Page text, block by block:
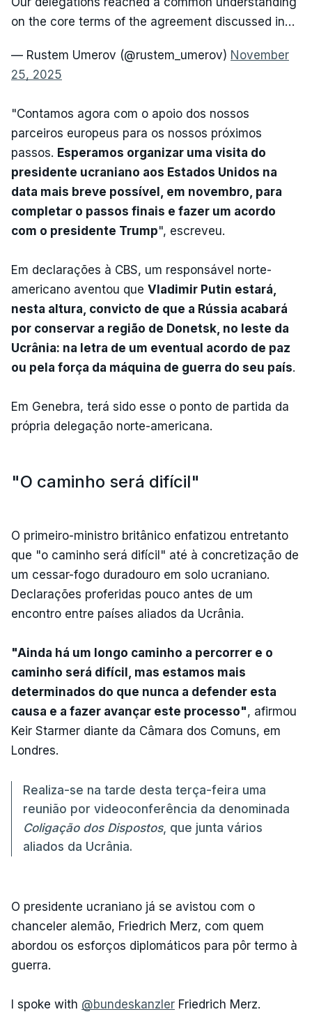
on the core terms of the agreement discussed in…
— Rustem Umerov (@rustem_umerov) November
25, 2025
"Contamos agora com o apoio dos nossos
parceiros europeus para os nossos próximos
passos. Esperamos organizar uma visita do
presidente ucraniano aos Estados Unidos na
data mais breve possível, em novembro, para
completar o passos finais e fazer um acordo
com o presidente Trump", escreveu.
Em declarações à CBS, um responsável norte-
americano aventou que Vladimir Putin estará,
nesta altura, convicto de que a Rússia acabará
por conservar a região de Donetsk, no leste da
Ucrânia: na letra de um eventual acordo de paz
ou pela força da máquina de guerra do seu país.
Em Genebra, terá sido esse o ponto de partida da
própria delegação norte-americana.
"O caminho será difícil"
O primeiro-ministro britânico enfatizou entretanto
que "o caminho será difícil" até à concretização de
um cessar-fogo duradouro em solo ucraniano.
Declarações proferidas pouco antes de um
encontro entre países aliados da Ucrânia.
"Ainda há um longo caminho a percorrer e o
caminho será difícil, mas estamos mais
determinados do que nunca a defender esta
causa e a fazer avançar este processo", afirmou
Keir Starmer diante da Câmara dos Comuns, em
Londres.
Realiza-se na tarde desta terça-feira uma
reunião por videoconferência da denominada
Coligação dos Dispostos, que junta vários
aliados da Ucrânia.
O presidente ucraniano já se avistou com o
chanceler alemão, Friedrich Merz, com quem
abordou os esforços diplomáticos para pôr termo à
guerra.
I spoke with @bundeskanzler Friedrich Merz.